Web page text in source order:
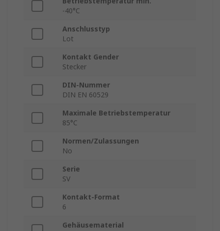
-40°C
Anschlusstyp
Lot
Kontakt Gender
Stecker
DIN-Nummer
DIN EN 60529
Maximale Betriebstemperatur
85°C
Normen/Zulassungen
No
Serie
SV
Kontakt-Format
6
Gehäusematerial